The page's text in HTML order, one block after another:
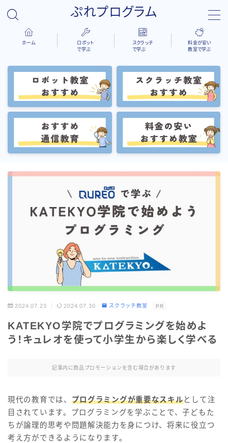
ぷれプログラム
ホーム
ロボット
で学ぶ
スクラッチ
で学ぶ
料金が安い
教室で学ぶ
2024.07.23 2024.07.30 スクラッチ教室 PR
KATEKYO学院でプログラミングを始めよ
う！キュレオを使って小学生から楽しく学べる
記事内に商品プロモーションを含む場合があります
現代の教育では、 プログラミングが重要なスキルとして注
目されています。プログラミングを学ぶことで、子どもた
ちが論理的思考や問題解決能力を身につけ、将来に役立つ
考え方ができるようになります。